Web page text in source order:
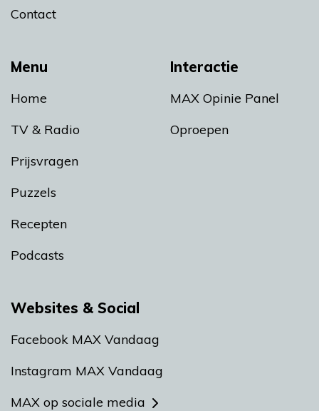
Menu
Home
TV & Radio
Prijsvragen
Puzzels
Recepten
Podcasts
Interactie
MAX Opinie Panel
Oproepen
Contact
Websites & Social
Facebook MAX Vandaag
Instagram MAX Vandaag
MAX op sociale media